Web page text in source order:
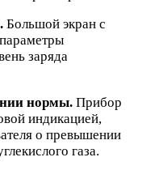
Большой экран с
заряда
нормы. Прибор
индикацией,
о превышении
газа.